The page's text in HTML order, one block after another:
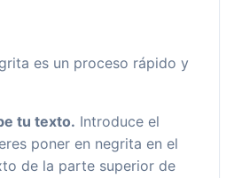
es un proceso rápido y
tu texto. Introduce el
poner en negrita en el
de la parte superior de